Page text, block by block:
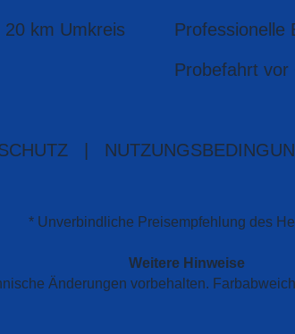
km Umkreis Professionelle
Probefahrt vor
* Unverbindliche Preisempfehlung des
Weitere Hinweise
Änderungen vorbehalten.